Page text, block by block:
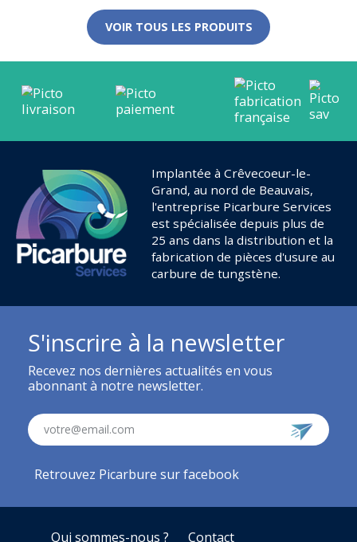
VOIR TOUS LES PRODUITS
Implantée à Crêvecoeur-le-
Grand, au nord de Beauvais,
l'entreprise Picarbure Services
est spécialisée depuis plus de
25 ans dans la distribution et la
fabrication de pièces d'usure au
carbure de tungstène.
Qui sommes-nous ? Contact
S'inscrire à la newsletter
Recevez nos dernières actualités en vous
abonnant à notre newsletter.
votre@email.com
Retrouvez Picarbure sur facebook